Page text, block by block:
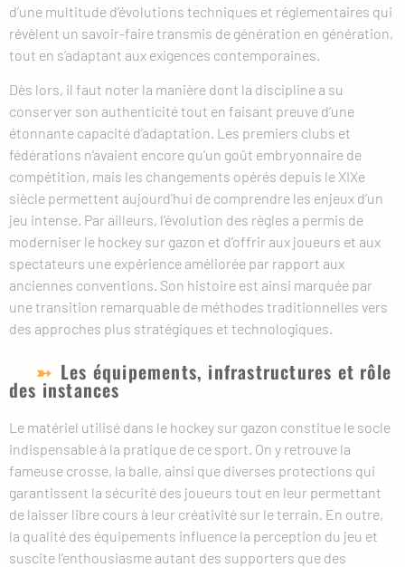
d’une multitude d’évolutions techniques et réglementaires qui
révèlent un savoir-faire transmis de génération en génération,
tout en s’adaptant aux exigences contemporaines.
Dès lors, il faut noter la manière dont la discipline a su
conserver son authenticité tout en faisant preuve d’une
étonnante capacité d’adaptation. Les premiers clubs et
fédérations n’avaient encore qu’un goût embryonnaire de
compétition, mais les changements opérés depuis le XIXe
siècle permettent aujourd’hui de comprendre les enjeux d’un
jeu intense. Par ailleurs, l’évolution des règles a permis de
moderniser le hockey sur gazon et d’offrir aux joueurs et aux
spectateurs une expérience améliorée par rapport aux
anciennes conventions. Son histoire est ainsi marquée par
une transition remarquable de méthodes traditionnelles vers
des approches plus stratégiques et technologiques.
Les équipements, infrastructures et rôle
des instances
Le matériel utilisé dans le hockey sur gazon constitue le socle
indispensable à la pratique de ce sport. On y retrouve la
fameuse crosse, la balle, ainsi que diverses protections qui
garantissent la sécurité des joueurs tout en leur permettant
de laisser libre cours à leur créativité sur le terrain. En outre,
la qualité des équipements influence la perception du jeu et
suscite l’enthousiasme autant des supporters que des